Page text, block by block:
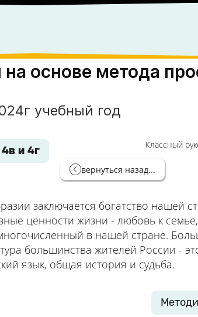
основе метода
учебный год
и 4г
Классный
вернуться назад...
заключается богатство нашей
ценности жизни - любовь к
в нашей стране.
большинства жителей России -
язык, общая история и судьба.